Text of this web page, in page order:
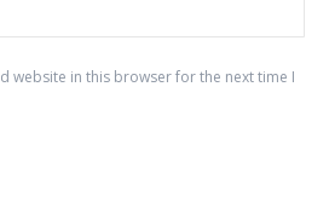
website in this browser for the next time I